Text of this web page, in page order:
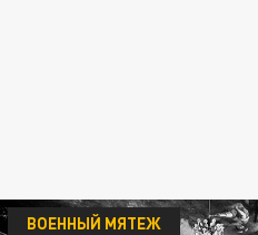
ВОЕННЫЙ МЯТЕЖ